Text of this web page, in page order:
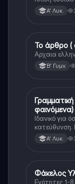
Α' Λυκ.
Αρχαία
Το άρθρο (
Αρχαια
Β' Γυμν.
Αρχαία
φαινόμενα)
Ιδανικό για
Α' Λυκ.
Αρχαία
Φάκελος
Ενότητες 1-